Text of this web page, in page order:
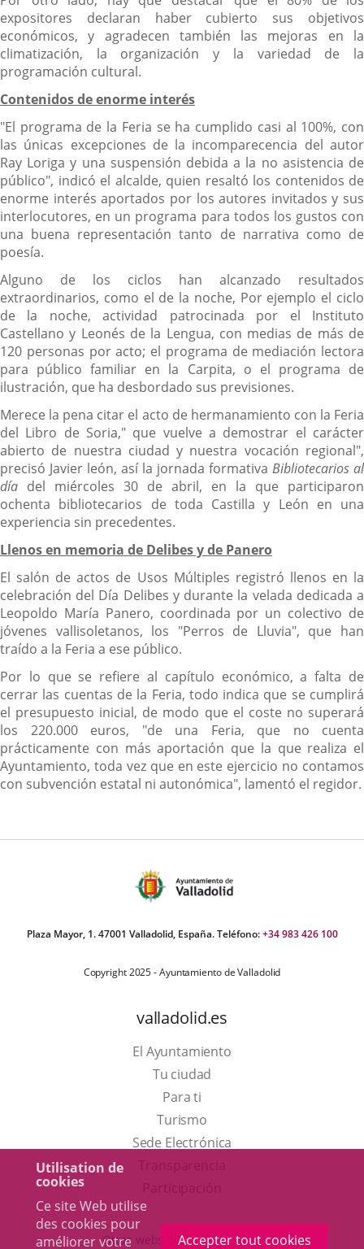
Utilisation de
cookies
Ce site Web utilise
des cookies pour
améliorer votre
Accepter tout cookies
expositores declaran haber cubierto sus objetivos
económicos, y agradecen también las mejoras en la
climatización, la organización y la variedad de la
programación cultural.
Contenidos de enorme interés
"El programa de la Feria se ha cumplido casi al 100%, con
las únicas excepciones de la incomparecencia del autor
Ray Loriga y una suspensión debida a la no asistencia de
público", indicó el alcalde, quien resaltó los contenidos de
enorme interés aportados por los autores invitados y sus
interlocutores, en un programa para todos los gustos con
una buena representación tanto de narrativa como de
poesía.
Alguno de los ciclos han alcanzado resultados
extraordinarios, como el de la noche, Por ejemplo el ciclo
de la noche, actividad patrocinada por el Instituto
Castellano y Leonés de la Lengua, con medias de más de
120 personas por acto; el programa de mediación lectora
para público familiar en la Carpita, o el programa de
ilustración, que ha desbordado sus previsiones.
Merece la pena citar el acto de hermanamiento con la Feria
del Libro de Soria," que vuelve a demostrar el carácter
abierto de nuestra ciudad y nuestra vocación regional",
precisó Javier león, así la jornada formativa Bibliotecarios al
día del miércoles 30 de abril, en la que participaron
ochenta bibliotecarios de toda Castilla y León en una
experiencia sin precedentes.
Llenos en memoria de Delibes y de Panero
El salón de actos de Usos Múltiples registró llenos en la
celebración del Día Delibes y durante la velada dedicada a
Leopoldo María Panero, coordinada por un colectivo de
jóvenes vallisoletanos, los "Perros de Lluvia", que han
traído a la Feria a ese público.
Por lo que se refiere al capítulo económico, a falta de
cerrar las cuentas de la Feria, todo indica que se cumplirá
el presupuesto inicial, de modo que el coste no superará
los 220.000 euros, "de una Feria, que no cuenta
prácticamente con más aportación que la que realiza el
Ayuntamiento, toda vez que en este ejercicio no contamos
con subvención estatal ni autonómica", lamentó el regidor.
Plaza Mayor, 1. 47001 Valladolid, España. Teléfono:+34 983 426 100
Copyright 2025 - Ayuntamiento de Valladolid
valladolid.es
El Ayuntamiento
Tu ciudad
Para ti
TurismoEste
enlace
una
Sede Electrónica
externa.
Otras webs del ayuntamiento